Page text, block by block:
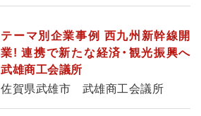
テーマ別企業事例 西九州新幹線開
業! 連携で新たな経済・観光振興へ
武雄商工会議所
佐賀県武雄市 武雄商工会議所